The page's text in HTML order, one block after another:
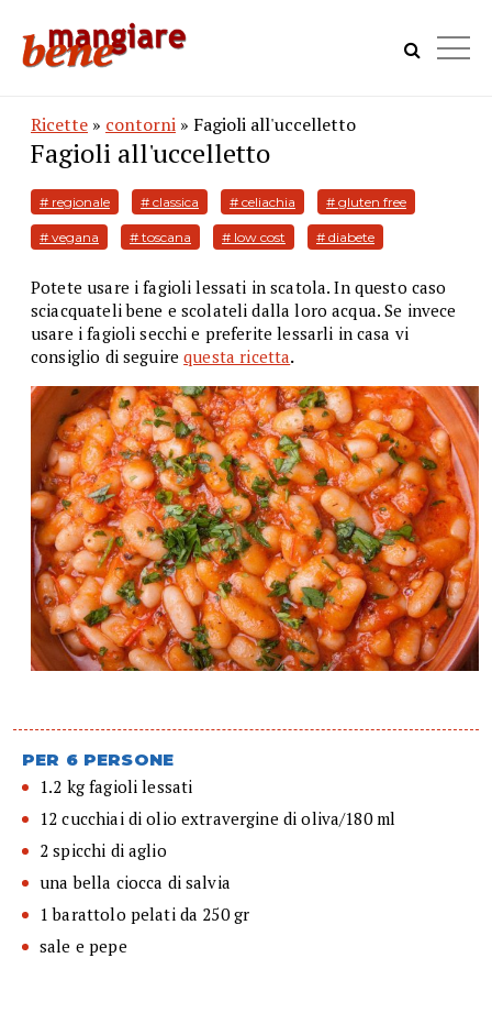
Ricette » contorni » Fagioli all'uccelletto
Fagioli all'uccelletto
# regionale # classica # celiachia # gluten free
# vegana # toscana # low cost # diabete
Potete usare i fagioli lessati in scatola. In questo caso
sciacquateli bene e scolateli dalla loro acqua. Se invece
usare i fagioli secchi e preferite lessarli in casa vi
consiglio di seguirequesta ricetta.
PER 6 PERSONE
1.2 kg fagioli lessati
12 cucchiai di olio extravergine di oliva/180 ml
2 spicchi di aglio
una bella ciocca di salvia
1 barattolo pelati da 250 gr
sale e pepe